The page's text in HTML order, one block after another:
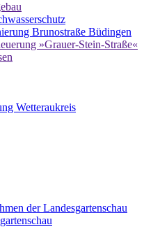
Brunostraße Büdingen
»Grauer-Stein-Straße«
Wetteraukreis
der Landesgartenschau